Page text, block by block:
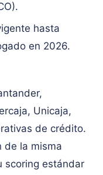
hasta
en 2026.
Unicaja,
de crédito.
de la misma
scoring estándar